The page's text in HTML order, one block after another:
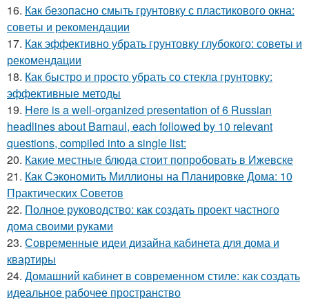
16. Как безопасно смыть грунтовку с пластикового окна:
советы и рекомендации
17. Как эффективно убрать грунтовку глубокого: советы и
рекомендации
18. Как быстро и просто убрать со стекла грунтовку:
эффективные методы
19. Here is a well-organized presentation of 6 Russian
headlines about Barnaul, each followed by 10 relevant
questions, compiled into a single list:
20. Какие местные блюда стоит попробовать в Ижевске
21. Как Сэкономить Миллионы на Планировке Дома: 10
Практических Советов
22. Полное руководство: как создать проект частного
дома своими руками
23. Современные идеи дизайна кабинета для дома и
квартиры
24. Домашний кабинет в современном стиле: как создать
идеальное рабочее пространство